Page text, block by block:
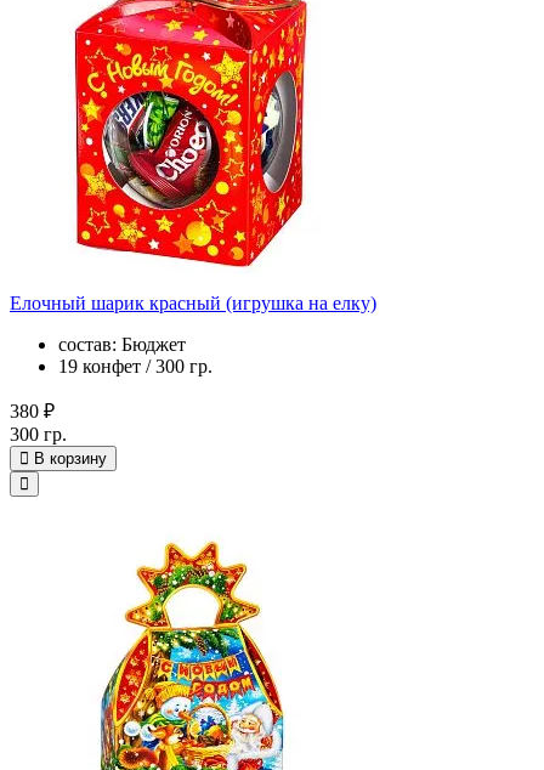
Елочный шарик красный (игрушка на елку)
состав: Бюджет
19 конфет / 300 гр.
380 ₽
300 гр.
В корзину